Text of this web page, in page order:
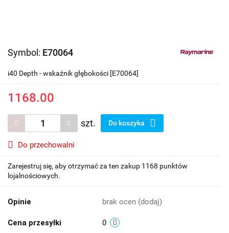
Symbol: E70064
i40 Depth - wskaźnik głębokości [E70064]
1168.00
szt. Do koszyka
Do przechowalni
Zarejestruj się, aby otrzymać za ten zakup 1168 punktów
lojalnościowych.
Opinie brak ocen (dodaj)
Cena przesyłki 0